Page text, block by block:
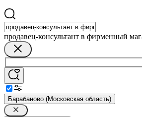
продавец-консультант в фирменный
Барабаново (Московская область)